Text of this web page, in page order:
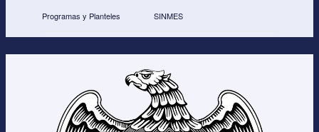
k
Programas y Planteles SINMES